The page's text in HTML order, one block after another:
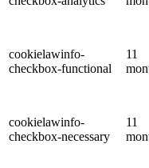
cookielawinfo-
checkbox-functional
11
cookielawinfo-
checkbox-necessary
11